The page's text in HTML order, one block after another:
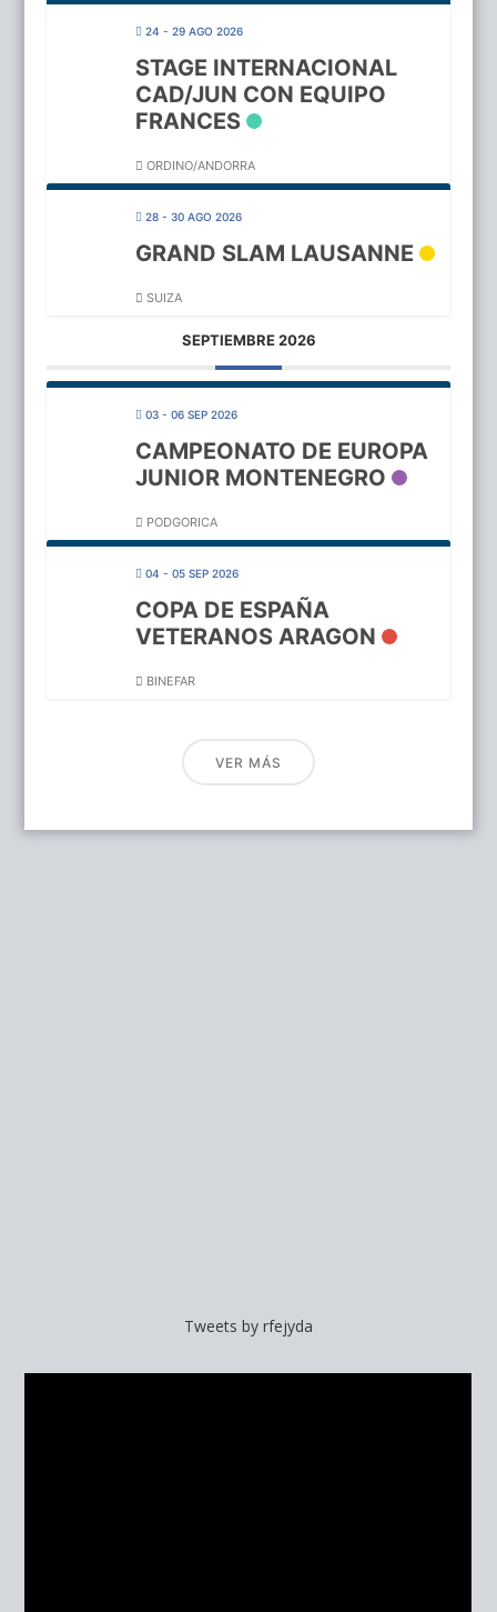
24 - 29 AGO 2026
STAGE INTERNACIONAL
CAD/JUN CON EQUIPO
FRANCES
ORDINO/ANDORRA
28 - 30 AGO 2026
GRAND SLAM LAUSANNE
SUIZA
SEPTIEMBRE 2026
03 - 06 SEP 2026
CAMPEONATO DE EUROPA
JUNIOR MONTENEGRO
PODGORICA
04 - 05 SEP 2026
COPA DE ESPAÑA
VETERANOS ARAGON
BINEFAR
VER MÁS
Tweets by rfejyda